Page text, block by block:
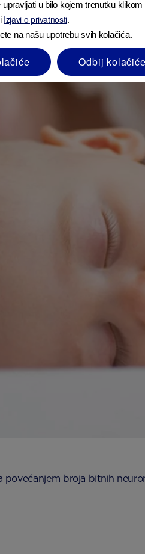
broja bitnih
u bilo kojem trenutku klikom
Izjavi o privatnosti.
na našu upotrebu svih kolačića.
Odbij kolačiće